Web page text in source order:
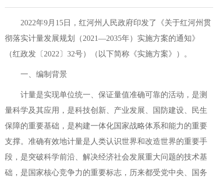
2022年9月15日，红河州人民政府印发了《关于红河州贯
彻落实计量发展规划（2021—2035年）实施方案的通知》
（红政发〔2022〕32号）（以下简称《实施方案》）。
一、编制背景
计量是实现单位统一、保证量值准确可靠的活动，是测
量科学及其应用，是科技创新、产业发展、国防建设、民生
保障的重要基础，是构建一体化国家战略体系和能力的重要
支撑。准确有效地计量是人类认识世界和改造世界的重要手
段，是突破科学前沿、解决经济社会发展重大问题的技术基
础，是国家核心竞争力的重要标志，历来都受党中央、国务